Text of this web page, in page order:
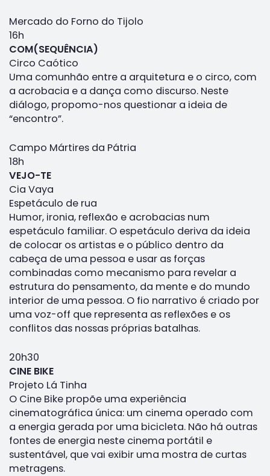
Mercado do Forno do Tijolo
16h
COM(SEQUÊNCIA)
Circo Caótico
Uma comunhão entre a arquitetura e o circo, com
a acrobacia e a dança como discurso. Neste
diálogo, propomo-nos questionar a ideia de
“encontro”.
Campo Mártires da Pátria
18h
VEJO-TE
Cia Vaya
Espetáculo de rua
Humor, ironia, reflexão e acrobacias num
espetáculo familiar. O espetáculo deriva da ideia
de colocar os artistas e o público dentro da
cabeça de uma pessoa e usar as forças
combinadas como mecanismo para revelar a
estrutura do pensamento, da mente e do mundo
interior de uma pessoa. O fio narrativo é criado por
uma voz-off que representa as reflexões e os
conflitos das nossas próprias batalhas.
20h30
CINE BIKE
Projeto Lá Tinha
O Cine Bike propõe uma experiência
cinematográfica única: um cinema operado com
a energia gerada por uma bicicleta. Não há outras
fontes de energia neste cinema portátil e
sustentável, que vai exibir uma mostra de curtas
metragens.